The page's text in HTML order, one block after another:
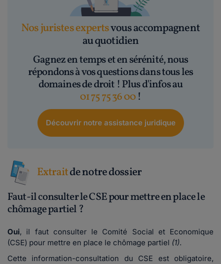
Nos juristes expertsvous accompagnent
au quotidien
Gagnez en temps et en sérénité, nous
répondons à vos questions dans tous les
domaines de droit ! Plus d'infos au
01 75 75 36 00 !
Découvrir notre assistance juridique
Extraitde notre dossier
Faut-il consulter le CSE pour mettre en place le
chômage partiel ?
Oui, il faut consulter le Comité Social et Economique
(CSE) pour mettre en place le chômage partiel (1).
Cette information-consultation du CSE est obligatoire,